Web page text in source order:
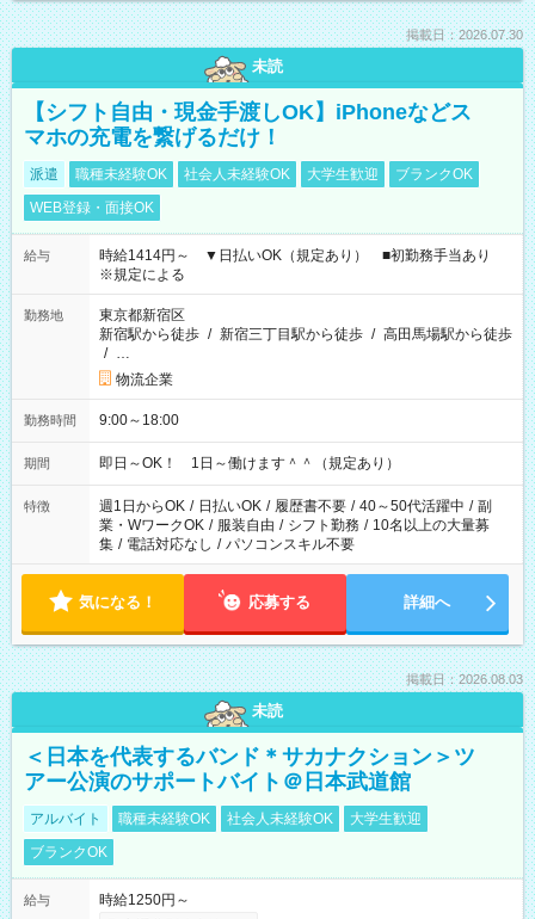
掲載日：2026.07.30
未読
【シフト自由・現金手渡しOK】iPhoneなどス
マホの充電を繋げるだけ！
派遣 職種未経験OK 社会人未経験OK 大学生歓迎
ブランクOK
WEB登録・面接OK
給与
時給1414円～ ▼日払いOK（規定あり） ■初勤務手当あり
※規定による
勤務地
東京都新宿区
新宿駅から徒歩 / 新宿三丁目駅から徒歩 / 高田馬場駅から徒歩
/ …
物流企業
勤務時間 9:00～18:00
期間 即日～OK！ 1日～働けます＾＾（規定あり）
特徴 週1日からOK / 日払いOK / 履歴書不要 / 40～50代活躍中 / 副
業・WワークOK / 服装自由 / シフト勤務 / 10名以上の大量募
集 / 電話対応なし / パソコンスキル不要
気になる！ 応募する 詳細へ
掲載日：2026.08.03
未読
＜日本を代表するバンド＊サカナクション＞ツ
アー公演のサポートバイト＠日本武道館
アルバイト 職種未経験OK 社会人未経験OK
大学生歓迎
ブランクOK
給与
時給1250円～